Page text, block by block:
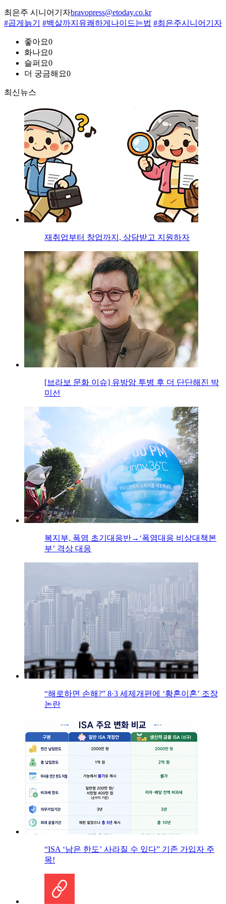
최은주 시니어기자bravopress@etoday.co.kr
#곱게늙기
#백살까지유쾌하게나이드는법 #최은주시니어기자
좋아요0
화나요0
슬퍼요0
더 궁금해요0
최신뉴스
재취업부터 창업까지, 상담받고 지원하자
[브라보 문화 이슈] 유방암 투병 후 더 단단해진 박
미선
복지부, 폭염 초기대응반→‘폭염대응 비상대책본
부’ 격상 대응
“해로하면 손해?” 8·3 세제개편에 ‘황혼이혼’ 조장
논란
“ISA ‘남은 한도’ 사라질 수 있다” 기존 가입자 주
목!